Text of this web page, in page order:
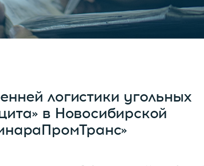
логистики угольных
в Новосибирской